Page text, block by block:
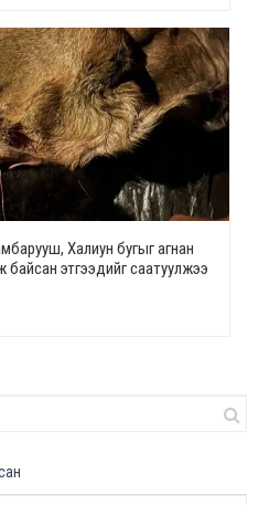
Халиун бугыг агнан
байсан этгээдийг саатуулжээ